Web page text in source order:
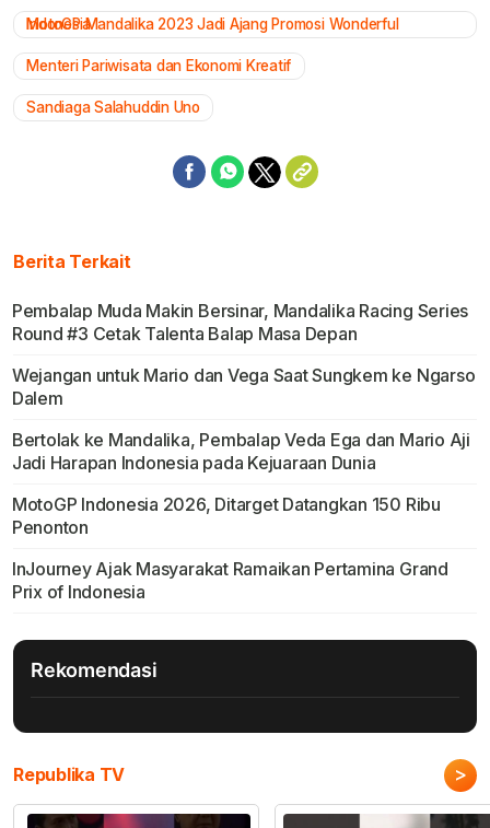
MotoGP Mandalika 2023 Jadi Ajang Promosi Wonderful Indonesia
Menteri Pariwisata dan Ekonomi Kreatif
Sandiaga Salahuddin Uno
Berita Terkait
Pembalap Muda Makin Bersinar, Mandalika Racing Series
Round #3 Cetak Talenta Balap Masa Depan
Wejangan untuk Mario dan Vega Saat Sungkem ke Ngarso
Dalem
Bertolak ke Mandalika, Pembalap Veda Ega dan Mario Aji
Jadi Harapan Indonesia pada Kejuaraan Dunia
MotoGP Indonesia 2026, Ditarget Datangkan 150 Ribu
Penonton
InJourney Ajak Masyarakat Ramaikan Pertamina Grand
Prix of Indonesia
Rekomendasi
Republika TV >